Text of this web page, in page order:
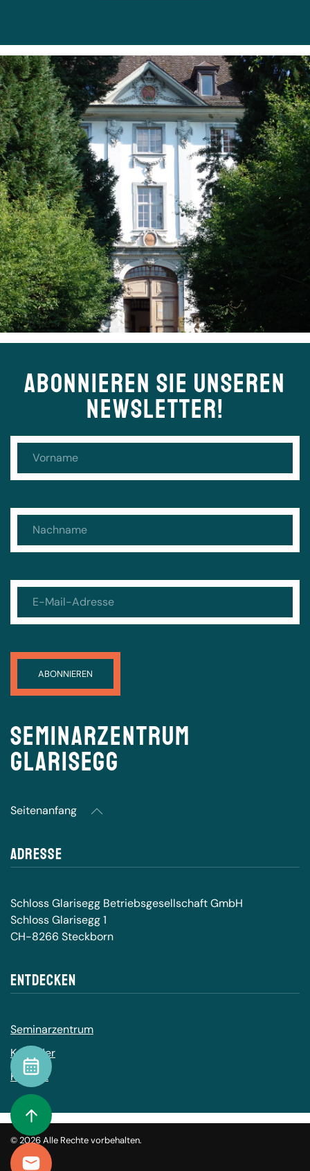
Kontakt
To Top
Kalender
ABONNIEREN SIE UNSEREN
NEWSLETTER!
Seminarzentrum
Glarisegg
Seitenanfang
Adresse
Schloss Glarisegg Betriebsgesellschaft GmbH
Schloss Glarisegg 1
CH-8266 Steckborn
Entdecken
Seminarzentrum
Kalender
Kontakt
©2026Alle Rechte vorbehalten.